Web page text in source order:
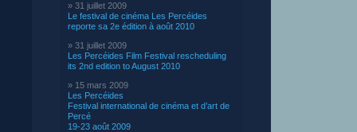
» 31 juillet 2009
Le festival de cinéma Les Percéides
reporte sa 2e édition à août 2010
» 31 juillet 2009
Les Percéides Film Festival rescheduling
its 2nd edition to August 2010
» 15 mars 2009
Les Percéides
Festival international de cinéma et d’art de
Percé
19-23 août 2009